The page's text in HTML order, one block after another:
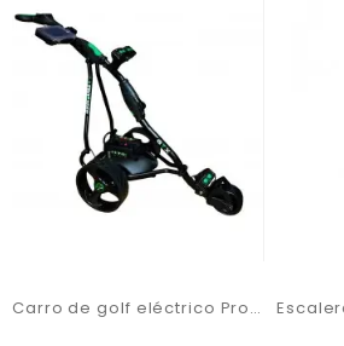
Carro de golf eléctrico ProKaddy modelo D3GTXNL negro con Batería de Litio 18amp